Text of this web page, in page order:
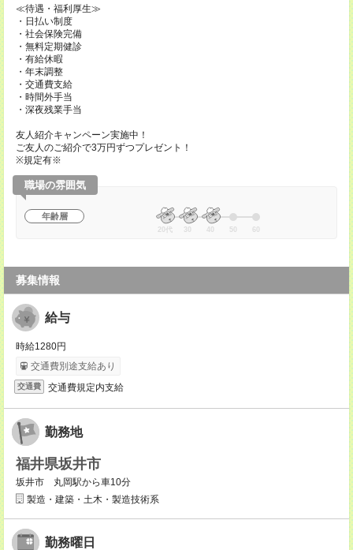
≪待遇・福利厚生≫
・日払い制度
・社会保険完備
・無料定期健診
・有給休暇
・年末調整
・交通費支給
・時間外手当
・深夜残業手当
友人紹介キャンペーン実施中！
ご友人のご紹介で3万円ずつプレゼント！
※規定有※
職場の雰囲気
年齢層
20代 30 40 50 60
募集情報
給与
時給1280円
交通費別途支給あり
交通費 交通費規定内支給
勤務地
福井県坂井市
坂井市 丸岡駅から車10分
製造・建築・土木・製造技術系
勤務曜日